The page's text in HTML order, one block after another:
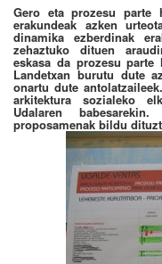
Gero eta prozesu parte
erakundeak azken
dinamika ezberdinak
zehaztuko dituen
eskasa da prozesu
Landetxan burutu dute
onartu dute
arkitektura sozialeko
Udalaren
proposamenak bildu